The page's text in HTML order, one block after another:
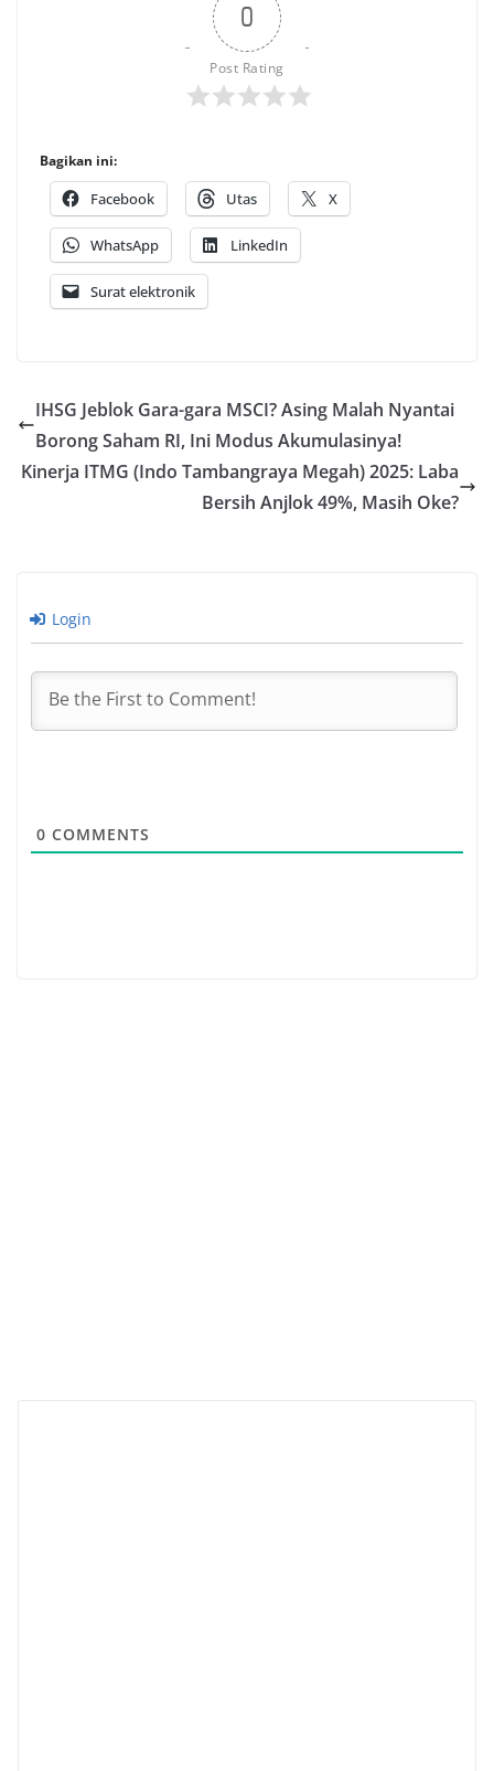
0
Post Rating
Bagikan ini:
Facebook Utas X
WhatsApp LinkedIn
Surat elektronik
IHSG Jeblok Gara-gara MSCI? Asing Malah Nyantai
Borong Saham RI, Ini Modus Akumulasinya!
Kinerja ITMG (Indo Tambangraya Megah) 2025: Laba
Bersih Anjlok 49%, Masih Oke?
Login
0 COMMENTS